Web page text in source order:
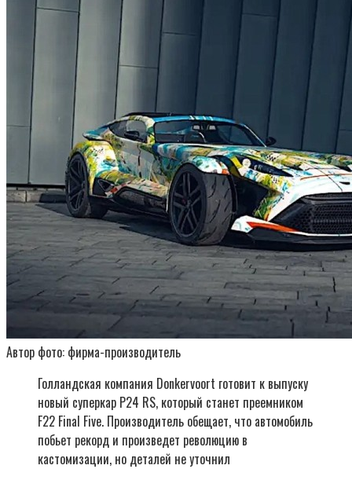
Автор фото: фирма-производитель
Голландская компания Donkervoort готовит к выпуску
новый суперкар P24 RS, который станет преемником
F22 Final Five. Производитель обещает, что автомобиль
побьет рекорд и произведет революцию в
кастомизации, но деталей не уточнил